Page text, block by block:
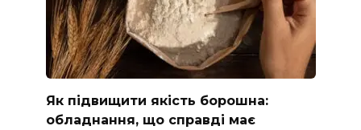
Як підвищити якість борошна:
обладнання, що справді має